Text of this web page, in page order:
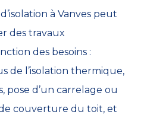
à Vanves peut
des travaux
des besoins :
de l’isolation thermique,
pose d’un carrelage ou
couverture du toit, et